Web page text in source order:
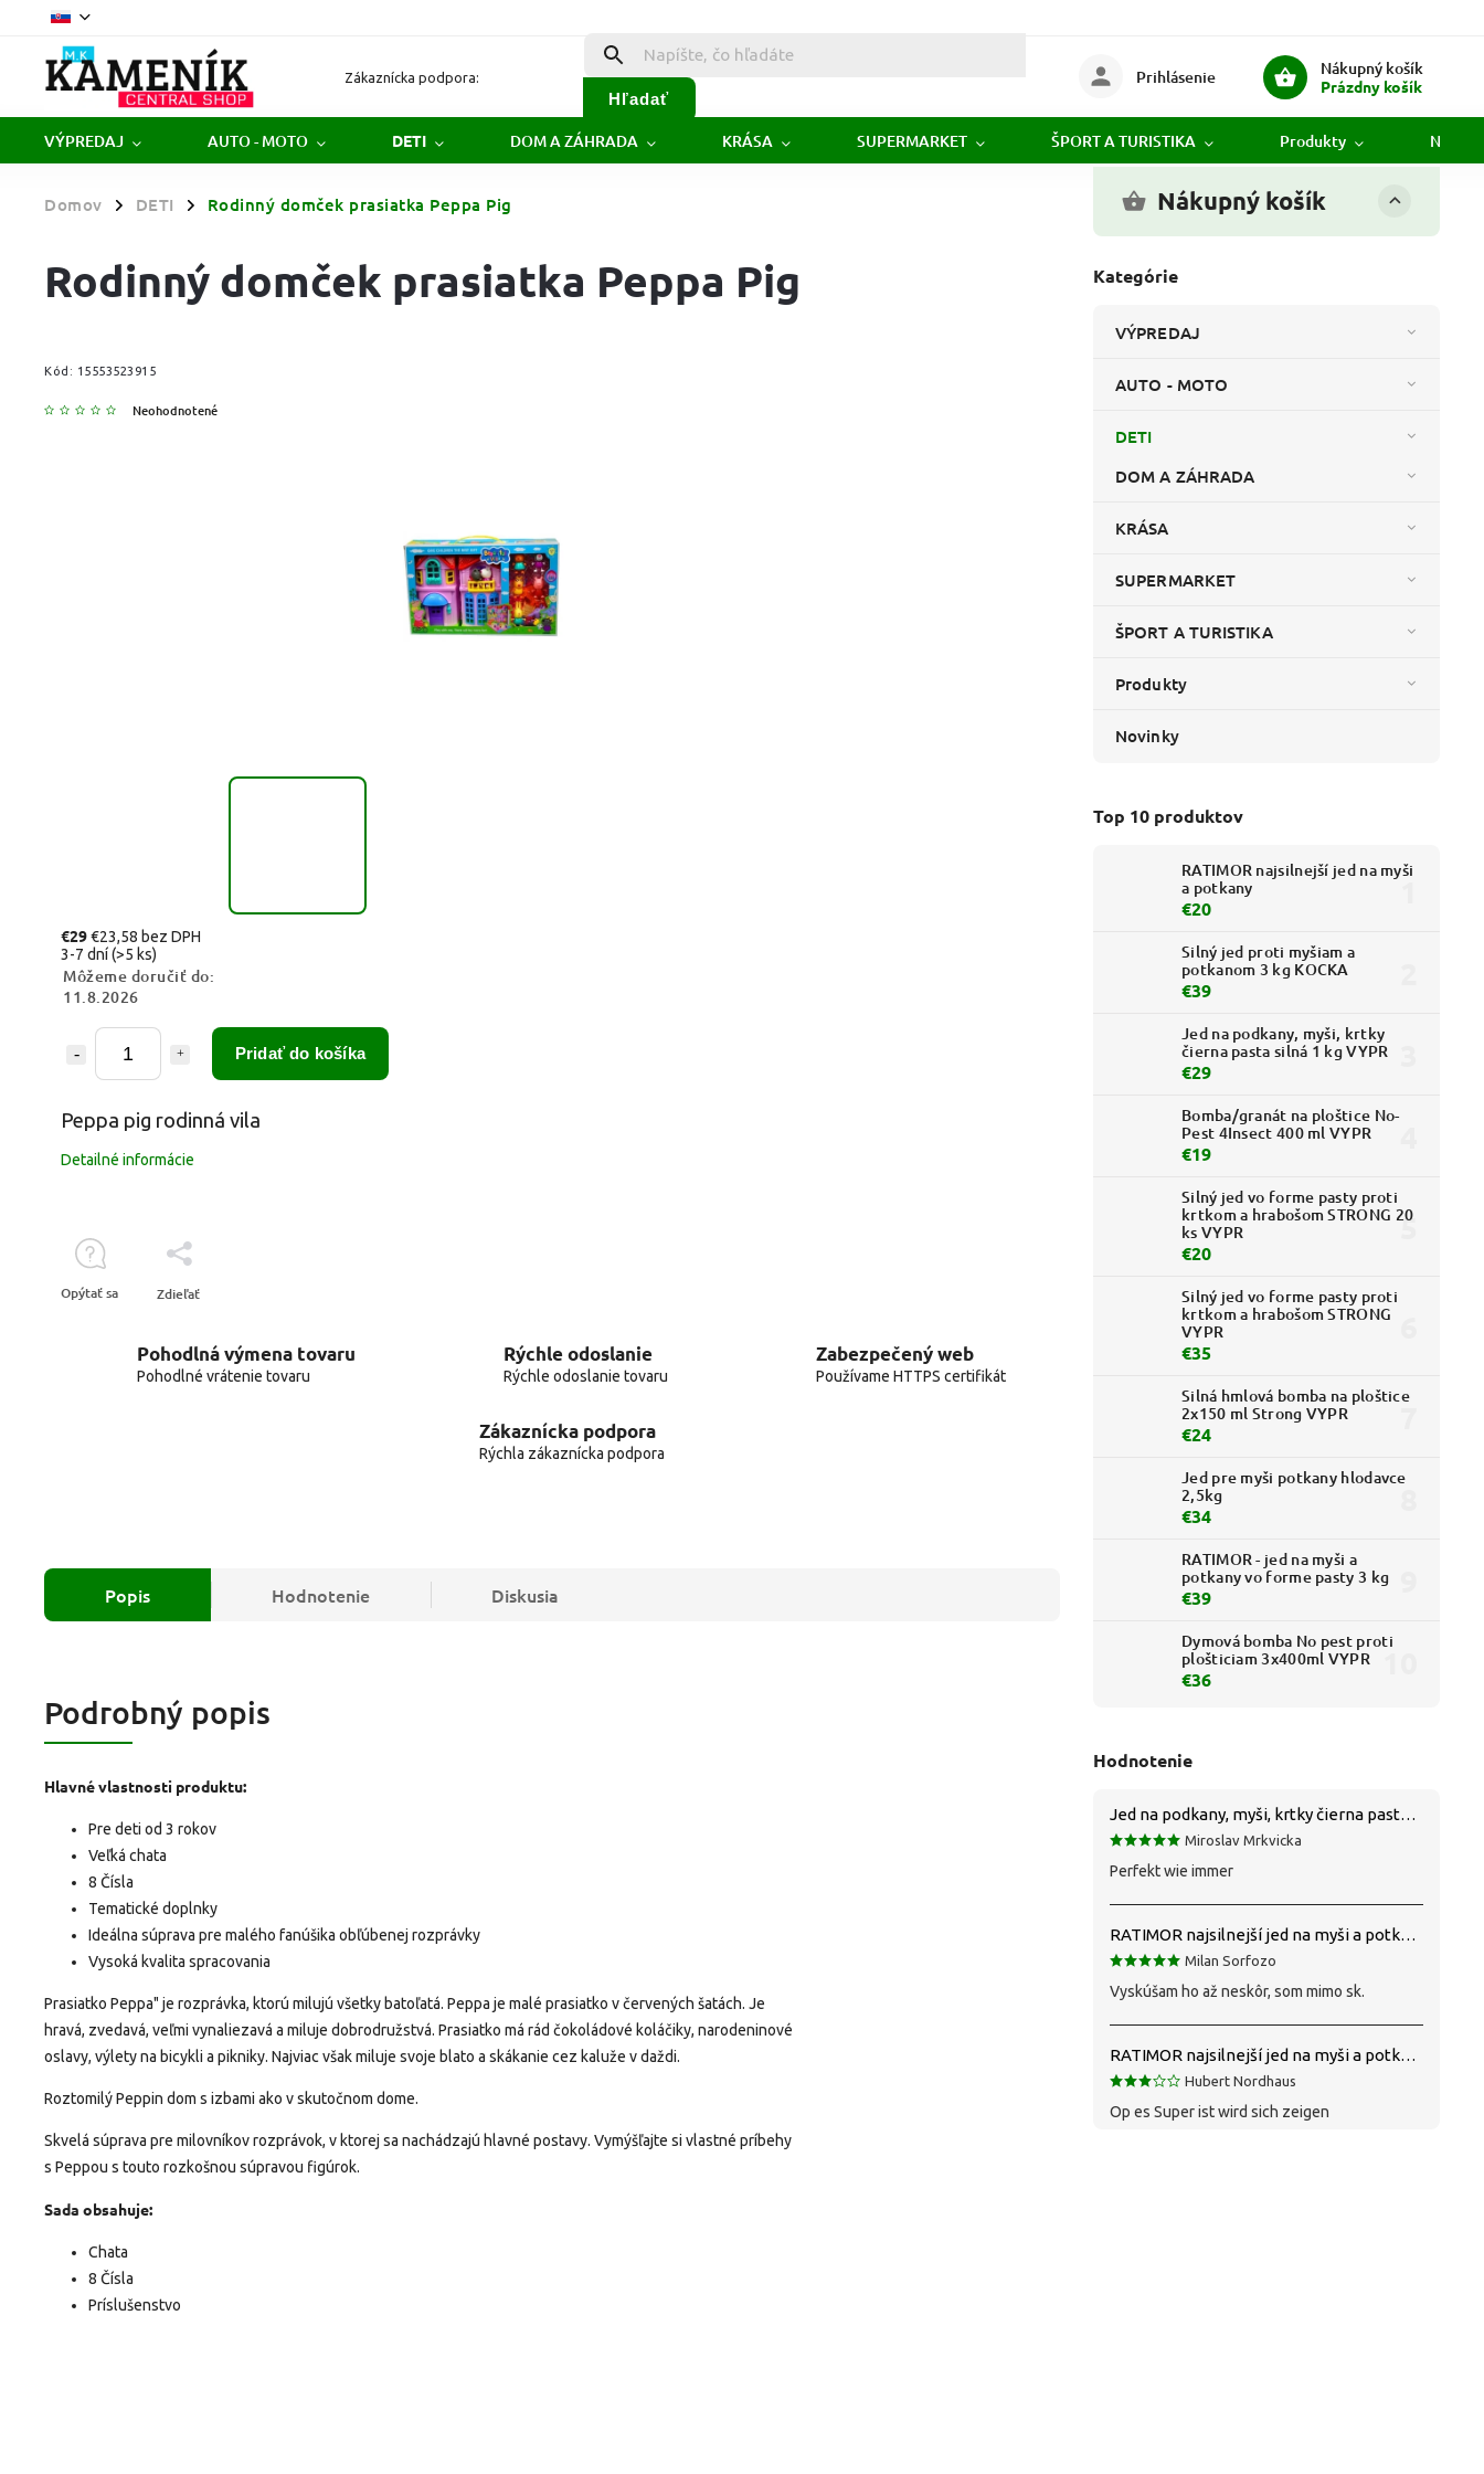
Zákaznícka podpora:
Hľadať
Nákupný košík
Prázdny košík
Prihlásenie
VÝPREDAJ AUTO - MOTO DETI DOM A ZÁHRADA KRÁSA SUPERMARKET ŠPORT A TURISTIKA Produkty
Domov / DETI / Rodinný domček prasiatka Peppa Pig Nákupný košík
Kategórie
VÝPREDAJ
AUTO - MOTO
DETI
DOM A ZÁHRADA
KRÁSA
SUPERMARKET
ŠPORT A TURISTIKA
Produkty
Novinky
Top 10 produktov
RATIMOR najsilnejší jed na myši
a potkany
€20
Silný jed proti myšiam a
potkanom 3 kg KOCKA
€39
Jed na podkany, myši, krtky
čierna pasta silná 1 kg VYPR
€29
Bomba/granát na ploštice No-
Pest 4Insect 400 ml VYPR
€19
Silný jed vo forme pasty proti
krtkom a hrabošom STRONG 20
ks VYPR
€20
Silný jed vo forme pasty proti
krtkom a hrabošom STRONG
VYPR
€35
Silná hmlová bomba na ploštice
2x150 ml Strong VYPR
€24
Jed pre myši potkany hlodavce
2,5kg
€34
RATIMOR - jed na myši a
potkany vo forme pasty 3 kg
€39
Dymová bomba No pest proti
plošticiam 3x400ml VYPR
€36
Hodnotenie
Jed na podkany, myši, krtky čierna pasta silná 1 kg VYPR
Miroslav Mrkvicka
Perfekt wie immer
RATIMOR najsilnejší jed na myši a potkany
Milan Sorfozo
Vyskúšam ho až neskôr, som mimo sk.
RATIMOR najsilnejší jed na myši a potkany
Hubert Nordhaus
Op es Super ist wird sich zeigen
Rodinný domček prasiatka Peppa Pig
Kód: 15553523915
Neohodnotené
€29€23,58 bez DPH
3-7 dní(>5 ks)
Môžeme doručiť do:
11.8.2026
Pridať do košíka
Peppa pig rodinná vila
Detailné informácie
Opýtať sa Zdieľať
Pohodlná výmena tovaru
Pohodlné vrátenie tovaru
Rýchle odoslanie
Rýchle odoslanie tovaru
Zabezpečený web
Používame HTTPS certifikát
Zákaznícka podpora
Rýchla zákaznícka podpora
Popis Hodnotenie Diskusia
Podrobný popis
Hlavné vlastnosti produktu:
Pre deti od 3 rokov
Veľká chata
8 Čísla
Tematické doplnky
Ideálna súprava pre malého fanúšika obľúbenej rozprávky
Vysoká kvalita spracovania
Prasiatko Peppa" je rozprávka, ktorú milujú všetky batoľatá. Peppa je malé prasiatko v červených šatách. Je
hravá, zvedavá, veľmi vynaliezavá a miluje dobrodružstvá. Prasiatko má rád čokoládové koláčiky, narodeninové
oslavy, výlety na bicykli a pikniky. Najviac však miluje svoje blato a skákanie cez kaluže v daždi.
Roztomilý Peppin dom s izbami ako v skutočnom dome.
Skvelá súprava pre milovníkov rozprávok, v ktorej sa nachádzajú hlavné postavy. Vymýšľajte si vlastné príbehy
s Peppou s touto rozkošnou súpravou figúrok.
Sada obsahuje:
Chata
8 Čísla
Príslušenstvo